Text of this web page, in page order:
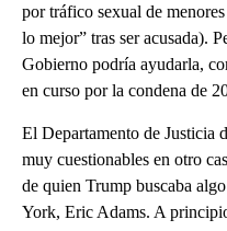
por tráfico sexual de
lo mejor” tras ser acusada).
Gobierno podría ayudarla,
en curso por la condena de
El Departamento de Justicia
muy cuestionables en otro
de quien Trump buscaba
York, Eric Adams. A